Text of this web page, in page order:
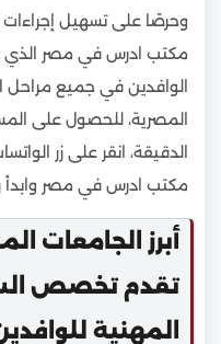
وحرصًا على تسهيل
مكتب ادرس في مصر الذي
الوافدين في جميع مراحل
المصرية، للحصول على
الدقيقة، انقر على زر
مكتب ادرس في مصر
أبرز الجامعات
تقدم تخصص
المهنية